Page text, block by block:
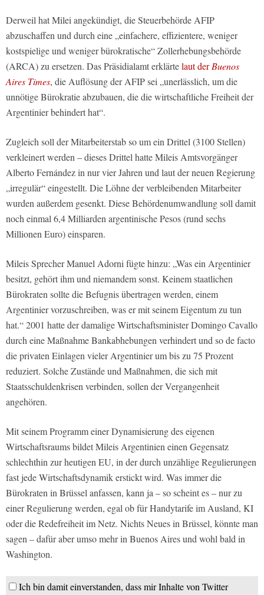
Derweil hat Milei angekündigt, die Steuerbehörde AFIP
abzuschaffen und durch eine „einfachere, effizientere, weniger
kostspielige und weniger bürokratische“ Zollerhebungsbehörde
(ARCA) zu ersetzen. Das Präsidialamt erklärtelaut derBuenos
Aires Times, die Auflösung der AFIP sei „unerlässlich, um die
unnötige Bürokratie abzubauen, die die wirtschaftliche Freiheit der
Argentinier behindert hat“.
Zugleich soll der Mitarbeiterstab so um ein Drittel (3100 Stellen)
verkleinert werden – dieses Drittel hatte Mileis Amtsvorgänger
Alberto Fernández in nur vier Jahren und laut der neuen Regierung
„irregulär“ eingestellt. Die Löhne der verbleibenden Mitarbeiter
wurden außerdem gesenkt. Diese Behördenumwandlung soll damit
noch einmal 6,4 Milliarden argentinische Pesos (rund sechs
Millionen Euro) einsparen.
Mileis Sprecher Manuel Adorni fügte hinzu: „Was ein Argentinier
besitzt, gehört ihm und niemandem sonst. Keinem staatlichen
Bürokraten sollte die Befugnis übertragen werden, einem
Argentinier vorzuschreiben, was er mit seinem Eigentum zu tun
hat.“ 2001 hatte der damalige Wirtschaftsminister Domingo Cavallo
durch eine Maßnahme Bankabhebungen verhindert und so de facto
die privaten Einlagen vieler Argentinier um bis zu 75 Prozent
reduziert. Solche Zustände und Maßnahmen, die sich mit
Staatsschuldenkrisen verbinden, sollen der Vergangenheit
angehören.
Mit seinem Programm einer Dynamisierung des eigenen
Wirtschaftsraums bildet Mileis Argentinien einen Gegensatz
schlechthin zur heutigen EU, in der durch unzählige Regulierungen
fast jede Wirtschaftsdynamik erstickt wird. Was immer die
Bürokraten in Brüssel anfassen, kann ja – so scheint es – nur zu
einer Regulierung werden, egal ob für Handytarife im Ausland, KI
oder die Redefreiheit im Netz. Nichts Neues in Brüssel, könnte man
sagen – dafür aber umso mehr in Buenos Aires und wohl bald in
Washington.
Ich bin damit einverstanden, dass mir Inhalte von Twitter